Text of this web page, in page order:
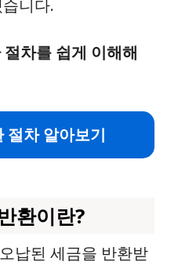
니다.
차를 쉽게 이해해
절차 알아보기
환이란?
납된 세금을 반환받